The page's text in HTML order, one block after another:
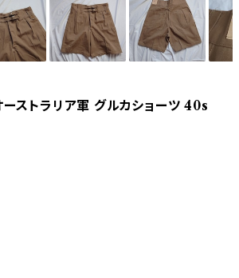
ストラリア軍 グルカショーツ 40s